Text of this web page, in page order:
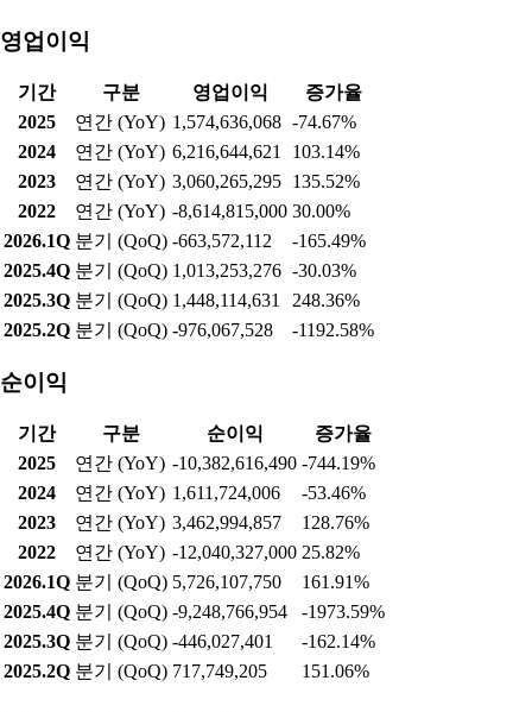
영업이익
기간 구분 영업이익
증가율
2025
연간 (YoY) 1,574,636,068 -74.67%
2024
연간 (YoY) 6,216,644,621
103.14%
2023
연간 (YoY) 3,060,265,295 135.52%
2022
연간 (YoY) -8,614,815,000 30.00%
2026.1Q 분기 (QoQ) -663,572,112
-165.49%
2025.4Q 분기 (QoQ) 1,013,253,276 -30.03%
2025.3Q 분기 (QoQ) 1,448,114,631
248.36%
2025.2Q 분기 (QoQ) -976,067,528 -1192.58%
순이익
기간 구분 순이익
증가율
2025
연간 (YoY) -10,382,616,490 -744.19%
2024
연간 (YoY) 1,611,724,006
-53.46%
2023
연간 (YoY) 3,462,994,857
128.76%
2022
연간 (YoY) -12,040,327,000 25.82%
2026.1Q 분기 (QoQ) 5,726,107,750
161.91%
2025.4Q 분기 (QoQ) -9,248,766,954
-1973.59%
2025.3Q 분기 (QoQ) -446,027,401
-162.14%
2025.2Q 분기 (QoQ) 717,749,205 151.06%